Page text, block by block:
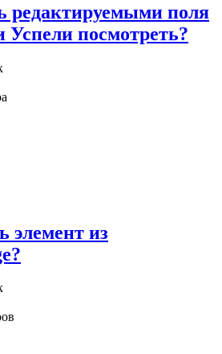
редактируемыми поля
Успели посмотреть?
элемент из